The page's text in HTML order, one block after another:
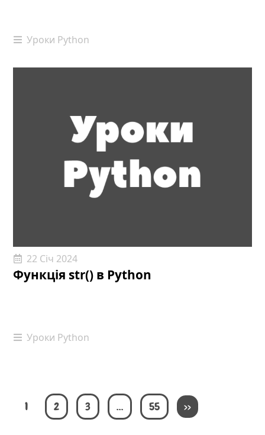
Уроки Python
Функція str() в Python
22 Січ 2024
Уроки Python
1 2 3 … 55 >>